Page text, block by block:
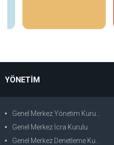
YÖNETİM
Genel Merkez Yönetim Kurulu
Genel Merkez İcra Kurulu
Genel Merkez Denetleme Kurulu